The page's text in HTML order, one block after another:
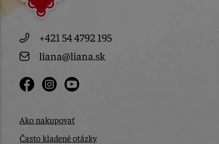
+421 54 4792 195
liana@liana.sk
Ako nakupovať
Často kladené otázky